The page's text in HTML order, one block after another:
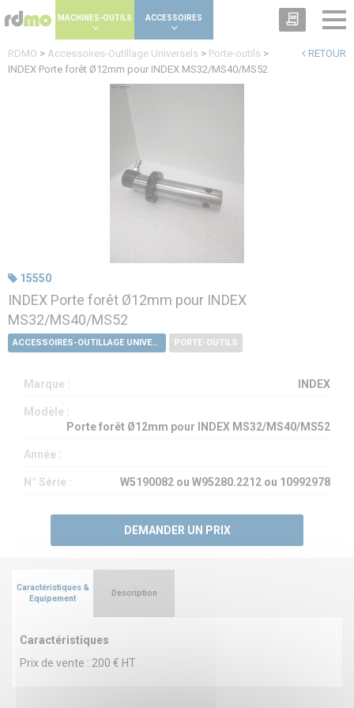
MACHINES-OUTILS ACCESSOIRES
RETOUR
RDMO > Accessoires-Outillage Universels > Porte-outils >
INDEX Porte forêt Ø12mm pour INDEX MS32/MS40/MS52
15550
INDEX Porte forêt Ø12mm pour INDEX
MS32/MS40/MS52
ACCESSOIRES-OUTILLAGE UNIVERSELS PORTE-OUTILS
Marque : INDEX
Modèle :
Porte forêt Ø12mm pour INDEX MS32/MS40/MS52
Année :
N° Série : W5190082 ou W95280.2212 ou 10992978
DEMANDER UN PRIX
Caractéristiques &
Equipement
Caractéristiques
Prix de vente : 200 € HT
Description